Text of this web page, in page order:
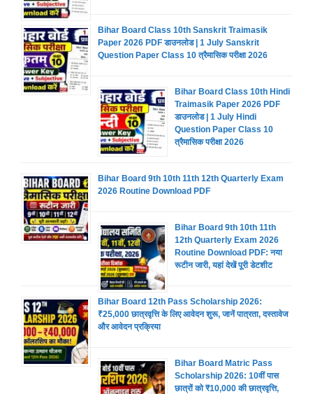
Bihar Board Class 10th Sanskrit Traimasik
Paper 2026 PDF डाउनलोड | 1 July Sanskrit
Question Paper Class 10 त्रैमासिक परीक्षा 2026
Bihar Board Class 10th Hindi
Traimasik Paper 2026 PDF
डाउनलोड | 1 July Hindi
Question Paper Class 10
त्रैमासिक परीक्षा 2026
Bihar Board 9th 10th 11th 12th Quarterly Exam
2026 Routine Download PDF
Bihar Board 9th 10th 11th
12th Quarterly Exam 2026
Routine Download PDF: नया
रूटीन जारी, यहां देखें पूरी डेटशीट
Bihar Board 12th Pass Scholarship 2026:
₹25,000 छात्रवृत्ति के लिए आवेदन शुरू, जानें पात्रता, दस्तावेज
और आवेदन प्रक्रिया
Bihar Board Matric Pass
Scholarship 2026: 10वीं पास
छात्रों को ₹10,000 की छात्रवृत्ति,